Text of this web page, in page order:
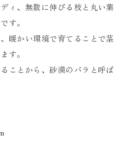
ィ、無数に伸びる枝と丸い葉
す。
暖かい環境で育てることで茎
す。
ことから、砂漠のバラと呼ば